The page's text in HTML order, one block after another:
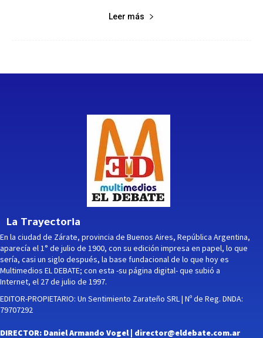
Leer más
La Trayectoria
En la ciudad de Zárate, provincia de Buenos Aires, República Argentina,
aparecía el 1° de julio de 1900, con su edición impresa en papel, lo que
sería, casi un siglo después, la base fundacional de lo que hoy es
Multimedios EL DEBATE; con esta -su página digital- que subió a
Internet, el 27 de julio de 1997.
EDITOR-PROPIETARIO: Un Sentimiento Zarateño SRL | Nº de Reg. DNDA:
79707292
DIRECTOR: Daniel Armando Vogel | director@eldebate.com.ar